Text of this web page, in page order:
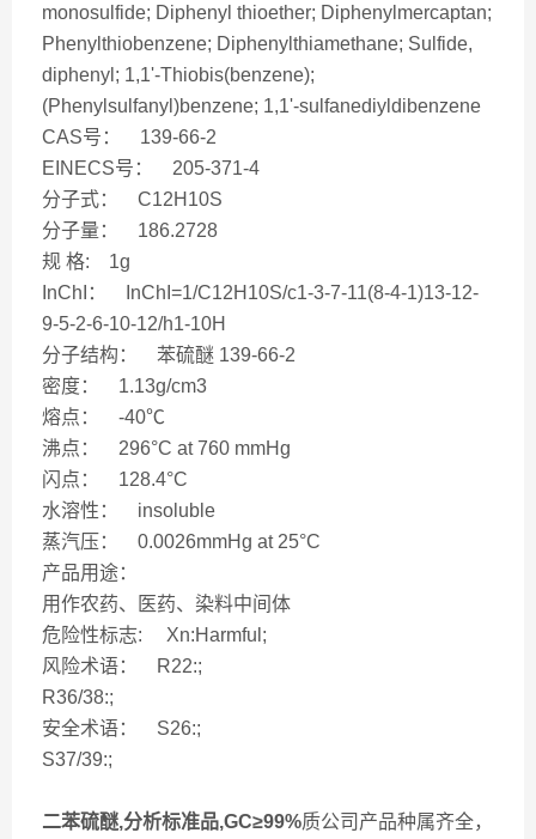
monosulfide; Diphenyl thioether; Diphenylmercaptan;
Phenylthiobenzene; Diphenylthiamethane; Sulfide,
diphenyl; 1,1'-Thiobis(benzene);
(Phenylsulfanyl)benzene; 1,1'-sulfanediyldibenzene
CAS号： 139-66-2
EINECS号： 205-371-4
分子式： C12H10S
分子量： 186.2728
规 格: 1g
InChI： InChI=1/C12H10S/c1-3-7-11(8-4-1)13-12-
9-5-2-6-10-12/h1-10H
分子结构： 苯硫醚 139-66-2
密度： 1.13g/cm3
熔点： -40℃
沸点： 296°C at 760 mmHg
闪点： 128.4°C
水溶性： insoluble
蒸汽压： 0.0026mmHg at 25°C
产品用途：
用作农药、医药、染料中间体
危险性标志: Xn:Harmful;
风险术语： R22:;
R36/38:;
安全术语： S26:;
S37/39:;
二苯硫醚,分析标准品,GC≥99%质公司产品种属齐全，